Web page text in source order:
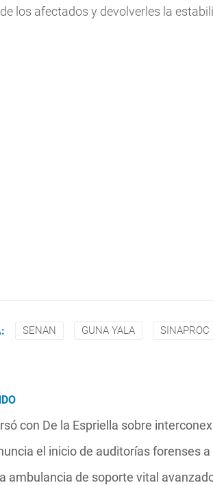
los afectados y devolverles la
SENAN GUNA YALA SINAPROC
con De la Espriella sobre
el inicio de auditorías forenses
ambulancia de soporte vital